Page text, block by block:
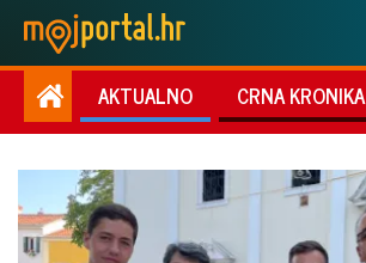
AKTUALNO CRNA KRONIKA